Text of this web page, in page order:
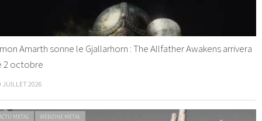
Amarth sonne le Gjallarhorn : The Allfather Awakens arrivera
2 octobre
JUILLET 2026
METAL WEBZINE METAL